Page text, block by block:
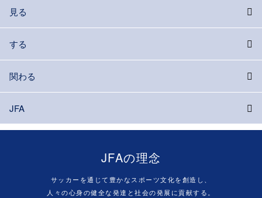
見る
する
関わる
JFA
JFAの理念
サッカーを通じて豊かなスポーツ文化を創造し、
人々の心身の健全な発達と社会の発展に貢献する。